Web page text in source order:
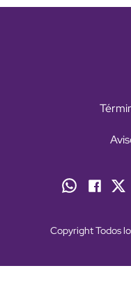
Copyright Todos